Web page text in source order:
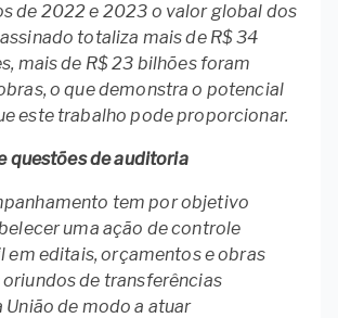
de 2022 e 2023 o valor global dos
totaliza mais de R$ 34
mais de R$ 23 bilhões foram
o que demonstra o potencial
este trabalho pode proporcionar.
questões de auditoria
tem por objetivo
uma ação de controle
em editais, orçamentos e obras
de transferências
União de modo a atuar